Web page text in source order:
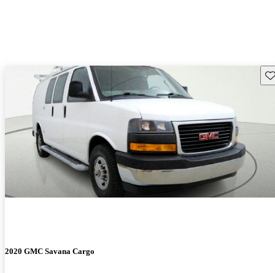
2020 GMC Savana Cargo